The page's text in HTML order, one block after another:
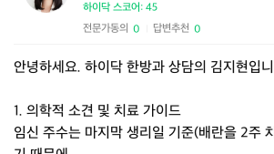
하이닥 스코어: 45
전문가동의 0 답변추천 0
안녕하세요. 하이닥 한방과 상담의 김지현입
1. 의학적 소견 및 치료 가이드
임신 주수는 마지막 생리일 기준(배란을 2주